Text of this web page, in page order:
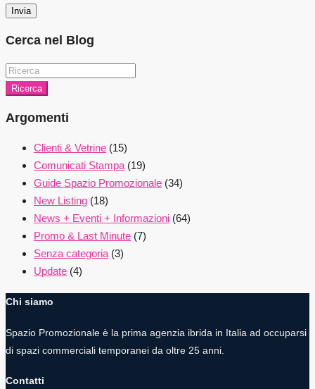
Invia
Cerca nel Blog
Ricerca
Argomenti
Clienti & Vetrine (15)
Comunicati Stampa(19)
Guide Spazio Promozionale (34)
New Listing (18)
News + Eventi + Informazioni (64)
Promo & Last Minute (7)
Senza categoria(3)
Update (4)
Chi siamo
Spazio Promozionale è la prima agenzia ibrida in Italia ad occuparsi
di spazi commerciali temporanei da oltre 25 anni.
Contatti